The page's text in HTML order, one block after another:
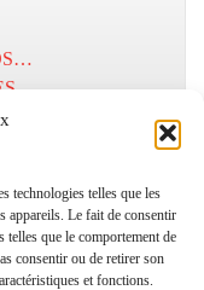
technologies telles que les
appareils. Le fait de consentir
telles que le comportement de
consentir ou de retirer son
et fonctions.
Infirmiers
Le Cannet